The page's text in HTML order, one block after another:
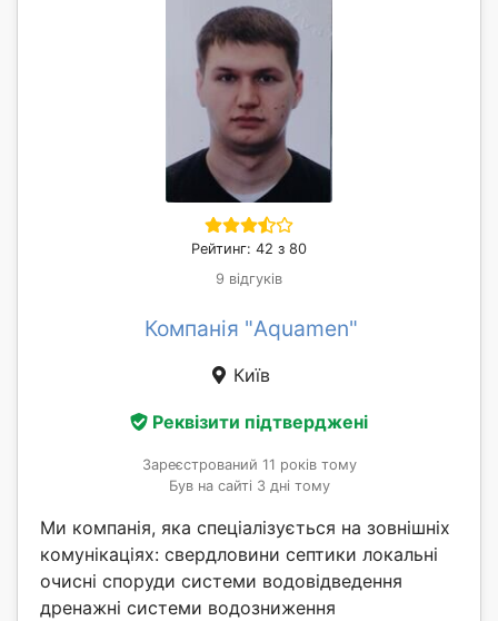
Рейтинг: 42 з 80
9 відгуків
Компанія "Aquamen"
Київ
Реквізити підтверджені
Зареєстрований 11 років тому
Був на сайті 3 дні тому
Ми компанія, яка спеціалізується на зовнішніх
комунікаціях: свердловини септики локальні
очисні споруди системи водовідведення
дренажні системи водозниження